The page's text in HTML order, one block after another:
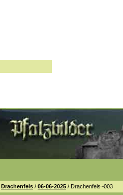
Drachenfels / 06-06-2025 / Drachenfels~003